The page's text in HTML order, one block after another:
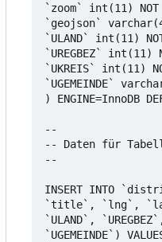
`zoom` int(11) NOT
`geojson`
`ULAND` int(11)
`UREGBEZ` int(11)
`UKREIS` int(11)
`UGEMEINDE`
) ENGINE=InnoDB
--
-- Daten für
--
INSERT INTO
`title`, `lng`,
`ULAND`,
`UGEMEINDE`)